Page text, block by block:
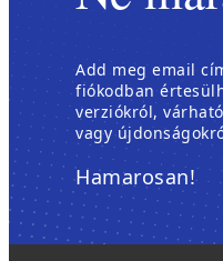
Add meg email
fiókodban
verziókról,
vagy
Hamarosan!